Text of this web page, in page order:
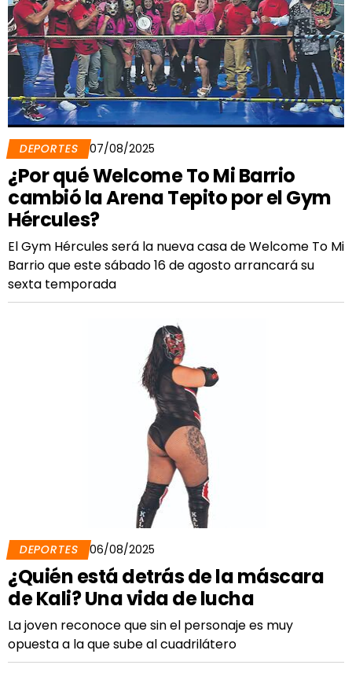
DEPORTES 07/08/2025
¿Por qué Welcome To Mi Barrio
cambió la Arena Tepito por el Gym
Hércules?
El Gym Hércules será la nueva casa de Welcome To Mi
Barrio que este sábado 16 de agosto arrancará su
sexta temporada
DEPORTES 06/08/2025
¿Quién está detrás de la máscara
de Kali? Una vida de lucha
La joven reconoce que sin el personaje es muy
opuesta a la que sube al cuadrilátero